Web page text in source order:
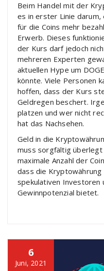
Beim Handel mit der
es in erster Linie darum,
für die Coins mehr
Erwerb. Dieses
der Kurs darf jedoch
mehreren Experten
aktuellen Hype um
könnte. Viele Personen
hoffen, dass der Kurs
Geldregen beschert.
platzen und wer nicht
hat das Nachsehen.
Geld in die
muss sorgfältig überlegt
maximale Anzahl der
dass die
spekulativen Investoren
Gewinnpotenzial bietet.
6
Juni, 2021